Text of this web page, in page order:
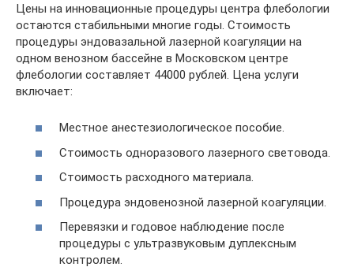
Цены на инновационные процедуры центра флебологии
остаются стабильными многие годы. Стоимость
процедуры эндовазальной лазерной коагуляции на
одном венозном бассейне в Московском центре
флебологии составляет 44000 рублей. Цена услуги
включает:
Местное анестезиологическое пособие.
Стоимость одноразового лазерного световода.
Стоимость расходного материала.
Процедура эндовенозной лазерной коагуляции.
Перевязки и годовое наблюдение после
процедуры с ультразвуковым дуплексным
контролем.